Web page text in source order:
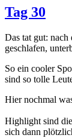
Tag 30
Das tat gut: nach
geschlafen,
So ein cooler
sind so tolle
Hier nochmal
Highlight sind
sich dann